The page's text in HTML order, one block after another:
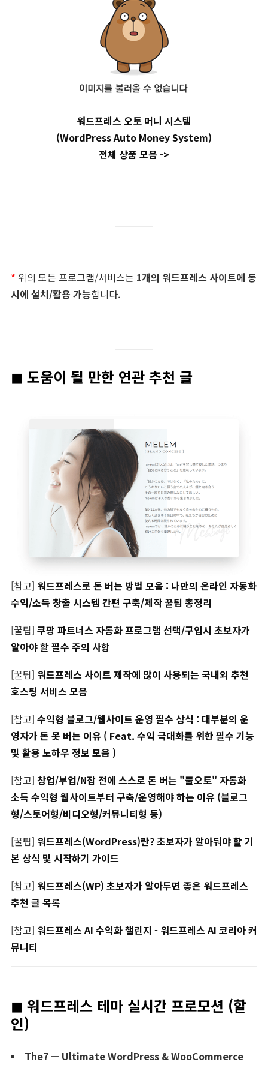
워드프레스 오토 머니 시스템
(WordPress Auto Money System)
전체 상품 모음 ->
* 위의 모든 프로그램/서비스는 1개의 워드프레스 사이트에 동
시에 설치/활용 가능합니다.
◼︎ 도움이 될 만한 연관 추천 글
[참고] 워드프레스로 돈 버는 방법 모음 : 나만의 온라인 자동화
수익/소득 창출 시스템 간편 구축/제작 꿀팁 총정리
[꿀팁] 쿠팡 파트너스 자동화 프로그램 선택/구입시 초보자가
알아야 할 필수 주의 사항
[꿀팁] 워드프레스 사이트 제작에 많이 사용되는 국내외 추천
호스팅 서비스 모음
[참고] 수익형 블로그/웹사이트 운영 필수 상식 : 대부분의 운
영자가 돈 못 버는 이유 ( Feat. 수익 극대화를 위한 필수 기능
및 활용 노하우 정보 모음 )
[참고] 창업/부업/N잡 전에 스스로 돈 버는 "풀오토" 자동화
소득 수익형 웹사이트부터 구축/운영해야 하는 이유 (블로그
형/스토어형/비디오형/커뮤니티형 등)
[꿀팁] 워드프레스(WordPress)란? 초보자가 알아둬야 할 기
본 상식 및 시작하기 가이드
[참고] 워드프레스(WP) 초보자가 알아두면 좋은 워드프레스
추천 글 목록
[참고] 워드프레스 AI 수익화 챌린지 - 워드프레스 AI 코리아 커
뮤니티
◼︎ 워드프레스 테마 실시간 프로모션 (할
인)
The7 — Ultimate WordPress & WooCommerce